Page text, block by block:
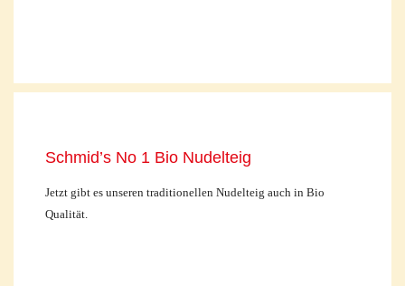
Schmid’s No 1 Bio Nudelteig
Jetzt gibt es unseren traditionellen Nudelteig auch in Bio
Qualität.